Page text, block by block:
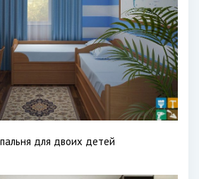
для двоих детей